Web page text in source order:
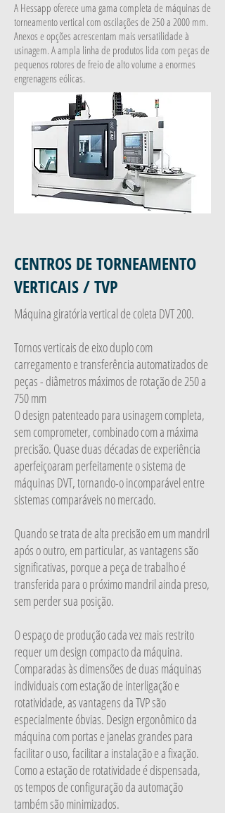
A Hessapp oferece uma gama completa de máquinas de
torneamento vertical com oscilações de 250 a 2000 mm.
Anexos e opções acrescentam mais versatilidade à
usinagem. A ampla linha de produtos lida com peças de
pequenos rotores de freio de alto volume a enormes
engrenagens eólicas.
CENTROS DE TORNEAMENTO
VERTICAIS / TVP
Máquina giratória vertical de coleta DVT 200.
Tornos verticais de eixo duplo com
carregamento e transferência automatizados de
peças - diâmetros máximos de rotação de 250 a
750 mm
O design patenteado para usinagem completa,
sem comprometer, combinado com a máxima
precisão. Quase duas décadas de experiência
aperfeiçoaram perfeitamente o sistema de
máquinas DVT, tornando-o incomparável entre
sistemas comparáveis no mercado.
Quando se trata de alta precisão em um mandril
após o outro, em particular, as vantagens são
significativas, porque a peça de trabalho é
transferida para o próximo mandril ainda preso,
sem perder sua posição.
O espaço de produção cada vez mais restrito
requer um design compacto da máquina.
Comparadas às dimensões de duas máquinas
individuais com estação de interligação e
rotatividade, as vantagens da TVP são
especialmente óbvias. Design ergonômico da
máquina com portas e janelas grandes para
facilitar o uso, facilitar a instalação e a fixação.
Como a estação de rotatividade é dispensada,
os tempos de configuração da automação
também são minimizados.